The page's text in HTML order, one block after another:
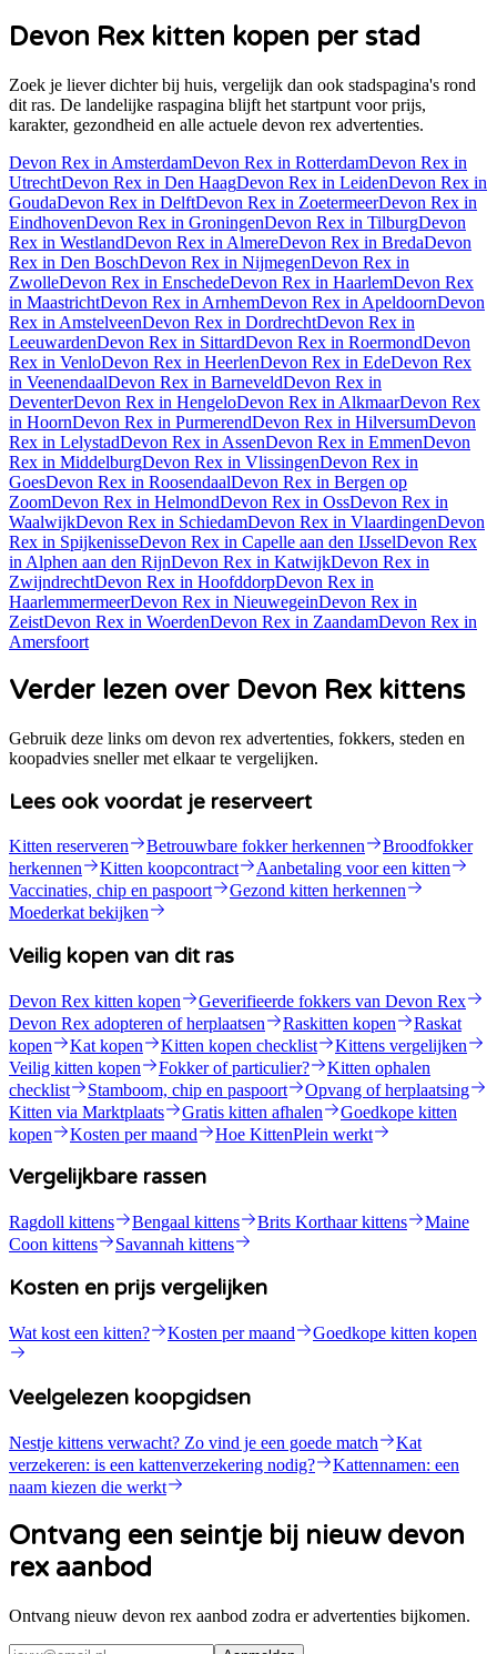
Devon Rex kitten kopen per stad
Zoek je liever dichter bij huis, vergelijk dan ook stadspagina's rond
dit ras. De landelijke raspagina blijft het startpunt voor prijs,
karakter, gezondheid en alle actuele devon rex advertenties.
Devon Rex in AmsterdamDevon Rex in RotterdamDevon Rex in
UtrechtDevon Rex in Den HaagDevon Rex in LeidenDevon Rex in
GoudaDevon Rex in DelftDevon Rex in ZoetermeerDevon Rex in
EindhovenDevon Rex in GroningenDevon Rex in TilburgDevon
Rex in WestlandDevon Rex in AlmereDevon Rex in BredaDevon
Rex in Den BoschDevon Rex in NijmegenDevon Rex in
ZwolleDevon Rex in EnschedeDevon Rex in HaarlemDevon Rex
in MaastrichtDevon Rex in ArnhemDevon Rex in ApeldoornDevon
Rex in AmstelveenDevon Rex in DordrechtDevon Rex in
LeeuwardenDevon Rex in SittardDevon Rex in RoermondDevon
Rex in VenloDevon Rex in HeerlenDevon Rex in EdeDevon Rex
in VeenendaalDevon Rex in BarneveldDevon Rex in
DeventerDevon Rex in HengeloDevon Rex in AlkmaarDevon Rex
in HoornDevon Rex in PurmerendDevon Rex in HilversumDevon
Rex in LelystadDevon Rex in AssenDevon Rex in EmmenDevon
Rex in MiddelburgDevon Rex in VlissingenDevon Rex in
GoesDevon Rex in RoosendaalDevon Rex in Bergen op
ZoomDevon Rex in HelmondDevon Rex in OssDevon Rex in
WaalwijkDevon Rex in SchiedamDevon Rex in VlaardingenDevon
Rex in SpijkenisseDevon Rex in Capelle aan den IJsselDevon Rex
in Alphen aan den RijnDevon Rex in KatwijkDevon Rex in
ZwijndrechtDevon Rex in HoofddorpDevon Rex in
HaarlemmermeerDevon Rex in NieuwegeinDevon Rex in
ZeistDevon Rex in WoerdenDevon Rex in ZaandamDevon Rex in
Amersfoort
Verder lezen over Devon Rex kittens
Gebruik deze links om devon rex advertenties, fokkers, steden en
koopadvies sneller met elkaar te vergelijken.
Lees ook voordat je reserveert
Kitten reserveren Betrouwbare fokker herkennen
Broodfokker
herkennen
Kitten koopcontract
Aanbetaling voor een kitten
Vaccinaties, chip en paspoort
Gezond kitten herkennen
Moederkat bekijken
Veilig kopen van dit ras
Devon Rex kitten kopen
Geverifieerde fokkers van Devon Rex
Devon Rex adopteren of herplaatsen
Raskitten kopen
Raskat
kopen
Kat kopen Kitten kopen checklist
Kittens vergelijken
Veilig kitten kopen
Fokker of particulier?
Kitten ophalen
checklist
Stamboom, chip en paspoort
Opvang of herplaatsing
Kitten via Marktplaats
Gratis kitten afhalen
Goedkope kitten
kopen
Kosten per maand Hoe KittenPlein werkt
Vergelijkbare rassen
Ragdoll kittens Bengaal kittens Brits Korthaar kittens
Maine
Coon kittens
Savannah kittens
Kosten en prijs vergelijken
Wat kost een kitten? Kosten per maand Goedkope kitten kopen
Veelgelezen koopgidsen
Nestje kittens verwacht? Zo vind je een goede match
Kat
verzekeren: is een kattenverzekering nodig?
Kattennamen: een
naam kiezen die werkt
Ontvang een seintje bij nieuw devon
rex aanbod
Ontvang nieuw devon rex aanbod zodra er advertenties bijkomen.